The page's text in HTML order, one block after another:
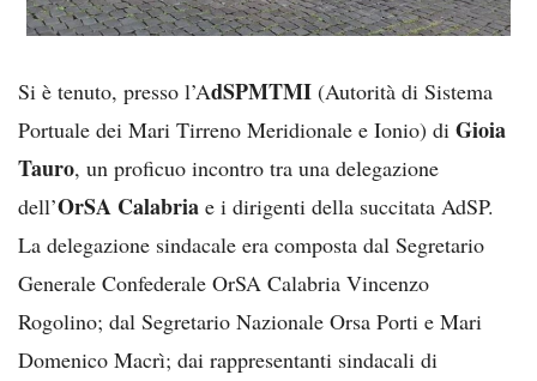
Si è tenuto, presso l’AdSPMTMI (Autorità di Sistema
Portuale dei Mari Tirreno Meridionale e Ionio) di Gioia
Tauro, un proficuo incontro tra una delegazione
dell’OrSA Calabria e i dirigenti della succitata AdSP.
La delegazione sindacale era composta dal Segretario
Generale Confederale OrSA Calabria Vincenzo
Rogolino; dal Segretario Nazionale Orsa Porti e Mari
Domenico Macrì; dai rappresentanti sindacali di